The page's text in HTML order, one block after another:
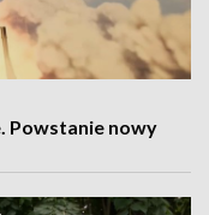
Powstanie nowy